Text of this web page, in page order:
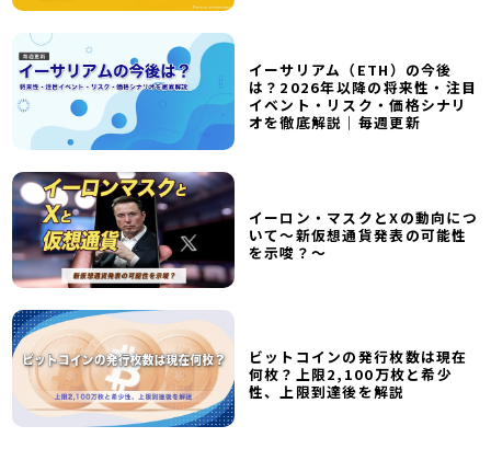
イーサリアム（ETH）の今後
は？2026年以降の将来性・注目
イベント・リスク・価格シナリ
オを徹底解説｜毎週更新
イーロン・マスクとXの動向につ
いて～新仮想通貨発表の可能性
を示唆？～
ビットコインの発行枚数は現在
何枚？上限2,100万枚と希少
性、上限到達後を解説